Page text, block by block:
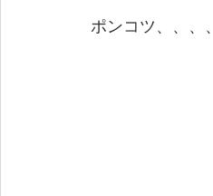
ポンコツ、、、、